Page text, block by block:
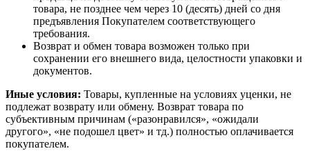
товара, не позднее чем через 10 (десять) дней со дня
предъявления Покупателем соответствующего
требования.
Возврат и обмен товара возможен только при
сохранении его внешнего вида, целостности упаковки и
документов.
Иные условия: Товары, купленные на условиях уценки, не
подлежат возврату или обмену. Возврат товара по
субъективным причинам («разонравился», «ожидали
другого», «не подошел цвет» и тд.) полностью оплачивается
покупателем.